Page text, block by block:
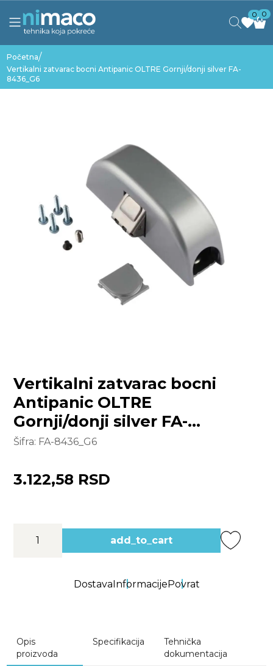
0 0
Početna/
Vertikalni zatvarac bocni Antipanic OLTRE Gornji/donji silver FA-
8436_G6
Vertikalni zatvarac bocni
Antipanic OLTRE
Gornji/donji silver FA-
8436_G6
Šifra: FA-8436_G6
3.122,58 RSD
add_to_cart
DostavaInformacijePovrat
Opis
proizvoda
Specifikacija
Tehnička
dokumentacija